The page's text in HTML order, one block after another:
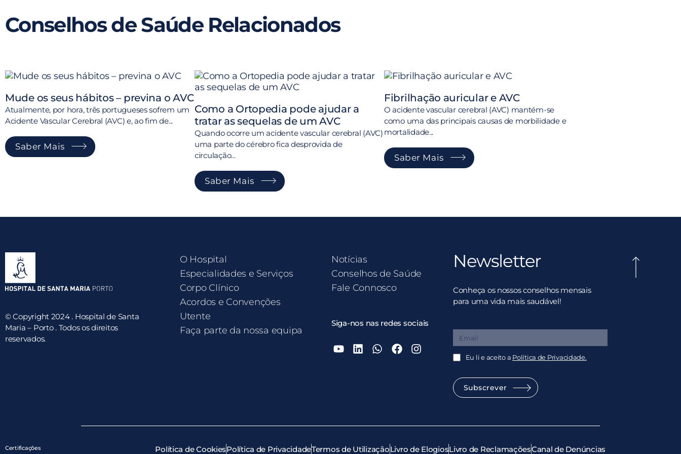
Conselhos de Saúde Relacionados
Mude os seus hábitos – previna o AVC
Atualmente, por hora, três portugueses sofrem um
Acidente Vascular Cerebral (AVC) e, ao fim de...
Saber Mais
Como a Ortopedia pode ajudar a
tratar as sequelas de um AVC
Quando ocorre um acidente vascular cerebral (AVC)
uma parte do cérebro fica desprovida de
circulação...
Saber Mais
Fibrilhação auricular e AVC
O acidente vascular cerebral (AVC) mantém-se
como uma das principais causas de morbilidade e
mortalidade...
Saber Mais
© Copyright 2024 . Hospital de Santa
Maria – Porto . Todos os direitos
reservados.
O Hospital
Especialidades e Serviços
Corpo Clínico
Acordos e Convenções
Utente
Faça parte da nossa equipa
Notícias
Conselhos de Saúde
Fale Connosco
Siga-nos nas redes sociais
Newsletter
Conheça os nossos conselhos mensais
para uma vida mais saudável!
Eu li e aceito a Política de Privacidade.
Subscrever
Certificações Política de CookiesPolítica de PrivacidadeTermos de UtilizaçãoLivro de ElogiosLivro de ReclamaçõesCanal de Denúncias